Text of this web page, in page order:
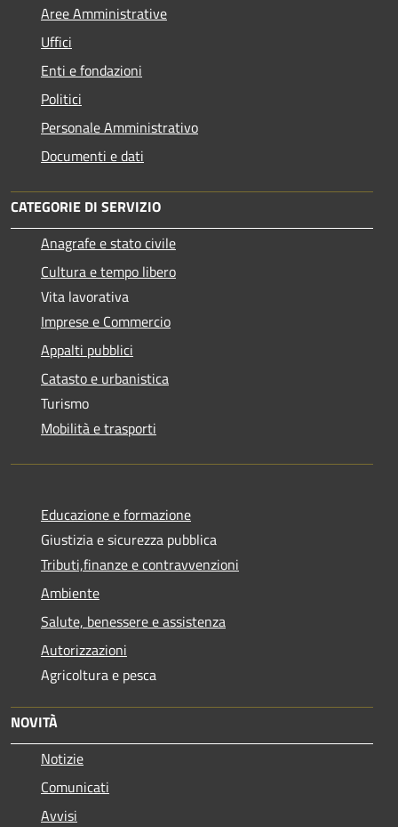
Aree Amministrative
Uffici
Enti e fondazioni
Politici
Personale Amministrativo
Documenti e dati
CATEGORIE DI SERVIZIO
Anagrafe e stato civile
Cultura e tempo libero
Vita lavorativa
Imprese e Commercio
Appalti pubblici
Catasto e urbanistica
Turismo
Mobilità e trasporti
Educazione e formazione
Giustizia e sicurezza pubblica
Tributi,finanze e contravvenzioni
Ambiente
Salute, benessere e assistenza
Autorizzazioni
Agricoltura e pesca
NOVITÀ
Notizie
Comunicati
Avvisi